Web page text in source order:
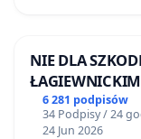
NIE DLA
6 281 podpisów
34 Podpisy / 24
24 Jun 2026